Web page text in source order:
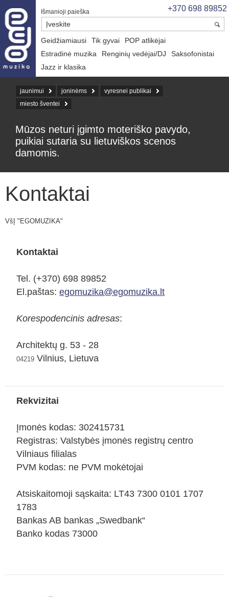
+370 698 89852
Išmanioji paieška
Geidžiamiausi Tik gyvai
POP atlikėjai
Estradinė muzika
Renginių vedėjai/DJ
Saksofonistai
Jazz ir klasika
jaunimui joninėms
vyresnei publikai
miesto šventei
Mūzos neturi įgimto moteriško pavydo,
puikiai sutaria su lietuviškos scenos
damomis.
Kontaktai
VšĮ "EGOMUZIKA"
Kontaktai
Tel. (+370) 698 89852
El.paštas: egomuzika@egomuzika.lt
Korespodencinis adresas:
Architektų g. 53 - 28
04219 Vilnius, Lietuva
Rekvizitai
Įmonės kodas: 302415731
Registras: Valstybės įmonės registrų centro
Vilniaus filialas
PVM kodas: ne PVM mokėtojai
Atsiskaitomoji sąskaita: LT43 7300 0101 1707
1783
Bankas AB bankas „Swedbank“
Banko kodas 73000